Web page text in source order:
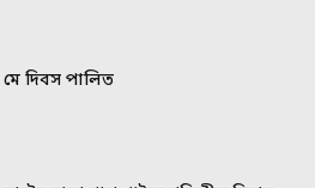
দিবস পালিত